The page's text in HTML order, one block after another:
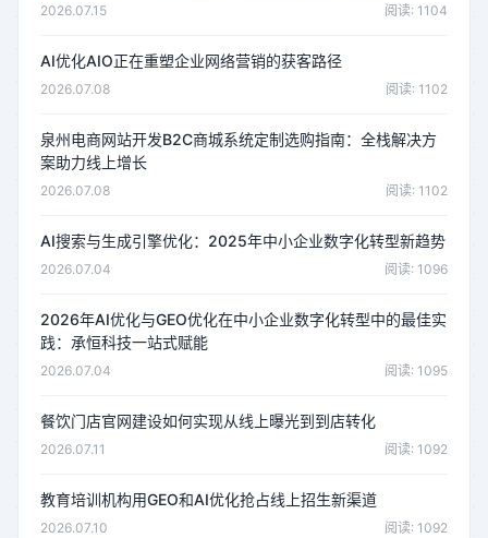
2026.07.15 阅读: 1104
AI优化AIO正在重塑企业网络营销的获客路径
2026.07.08 阅读: 1102
泉州电商网站开发B2C商城系统定制选购指南：全栈解决方
案助力线上增长
2026.07.08 阅读: 1102
AI搜索与生成引擎优化：2025年中小企业数字化转型新趋势
2026.07.04 阅读: 1096
2026年AI优化与GEO优化在中小企业数字化转型中的最佳实
践：承恒科技一站式赋能
2026.07.04 阅读: 1095
餐饮门店官网建设如何实现从线上曝光到到店转化
2026.07.11 阅读: 1092
教育培训机构用GEO和AI优化抢占线上招生新渠道
2026.07.10 阅读: 1092